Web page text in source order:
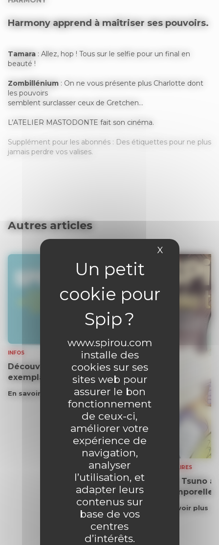
www.spirou.com
installe des
cookies sur ses
sites web pour
assurer le bon
fonctionnement
de ceux-ci,
améliorer votre
expérience de
navigation,
analyser
l’utilisation, et
adapter leurs
contenus sur
base de vos
centres
d’intérêts.
X Masquer le
Harmony apprend à maîtriser ses pouvoirs.
Tamara : Allez, hop ! Tous sur le selfie pour un final en
beauté !
Zombillénium : On ne vous présente plus Charlotte dont
les pouvoirs
semblent surclasser ceux de Gretchen…
L’ATELIER MASTODONTE fait son cinéma.
Supplément pour les abonnés : Des étiquettes pour ne plus
jamais perdre vos valises.
Autres articles
INFOS
Découvrez gratuitement un
exemplaire du journal !
En savoir plus
SOMMAIRES
Yoko Tsuno
intemporelle
En savoir plus